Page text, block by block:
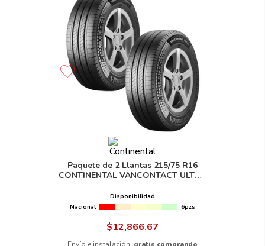
Paquete de 2 Llantas 215/75 R16
CONTINENTAL VANCONTACT ULTRA
Disponibilidad
Nacional
6pzs
$12,866.67